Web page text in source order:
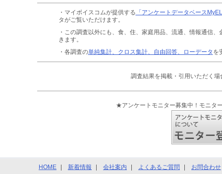
・マイボイスコムが提供する 「アンケートデータベース
タがご覧いただけます。
・この調査以外にも、食、住、家庭用品、流通、情報通信、
きます。
・各調査の単純集計、クロス集計、自由回答、ローデータ を
調査結果を掲載・引用いただく場
★アンケートモニター募集中！モニタ
HOME 新着情報 会社案内 よくあるご質問 お問合わせ